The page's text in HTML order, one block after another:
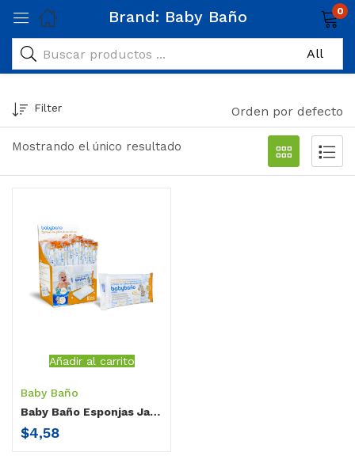
Brand: Baby Baño 0
Mostrando el único resultado
Filter Orden por defecto
Añadir al carrito
Baby Baño
Baby Baño Esponjas Jabonosas Desechables (10 unidades)
$4,58